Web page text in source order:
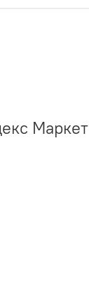
Маркет